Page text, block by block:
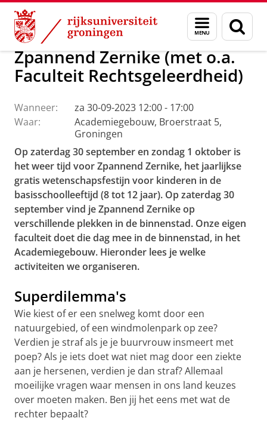
Skip
Content
Skip
Navigation
Menu
en
zoeken
Over ons Agenda
Zpannend Zernike (met o.a.
Faculteit Rechtsgeleerdheid)
Wanneer:
za 30-09-2023 12:00 - 17:00
Waar:
Academiegebouw, Broerstraat 5,
Groningen
Op zaterdag 30 september en zondag 1 oktober is
het weer tijd voor Zpannend Zernike, het jaarlijkse
gratis wetenschapsfestijn voor kinderen in de
basisschoolleeftijd (8 tot 12 jaar). Op zaterdag 30
september vind je Zpannend Zernike op
verschillende plekken in de binnenstad. Onze eigen
faculteit doet die dag mee in de binnenstad, in het
Academiegebouw. Hieronder lees je welke
activiteiten we organiseren.
Superdilemma's
Wie kiest of er een snelweg komt door een
natuurgebied, of een windmolenpark op zee?
Verdien je straf als je je buurvrouw insmeert met
poep? Als je iets doet wat niet mag door een ziekte
aan je hersenen, verdien je dan straf? Allemaal
moeilijke vragen waar mensen in ons land keuzes
over moeten maken. Ben jij het eens met wat de
rechter bepaalt?